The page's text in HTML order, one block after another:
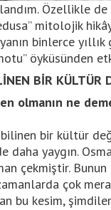
Özellikle
mitolojik
binlerce yıllık
öyküsünden
BİR KÜLTÜR
olmanın ne
bilinen bir kültür
daha yaygın.
çekmiştir. Bunun
çok
bu kesim,